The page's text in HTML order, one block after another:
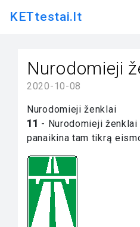
KETtestai.lt
Nurodomieji
2020-10-08
Nurodomieji ženklai
11 - Nurodomieji ženklai
panaikina tam tikrą